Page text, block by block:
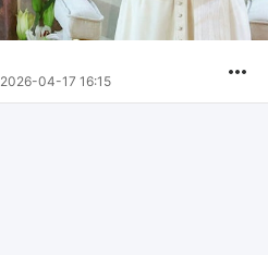
2026-04-17 16:15